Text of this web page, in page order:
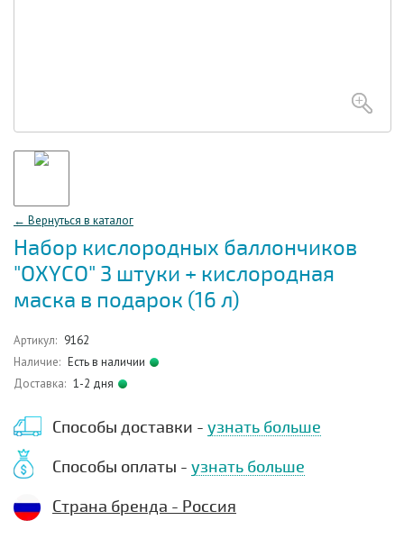
← Вернуться в каталог
Набор кислородных баллончиков
"OXYCO" 3 штуки + кислородная
маска в подарок (16 л)
Артикул: 9162
Наличие: Есть в наличии
Доставка: 1-2 дня
Способы доставки - узнать больше
Способы оплаты - узнать больше
Страна бренда - Россия